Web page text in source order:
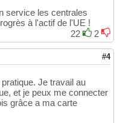
service les centrales
à l'actif de l'UE !
22
2
#4
Je travail au
et je peux me connecter
grâce a ma carte